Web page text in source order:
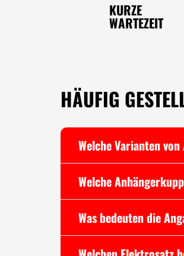
KURZE
WARTEZEIT
HÄUFIG
Welche Varianten
Welche
Was bedeuten die